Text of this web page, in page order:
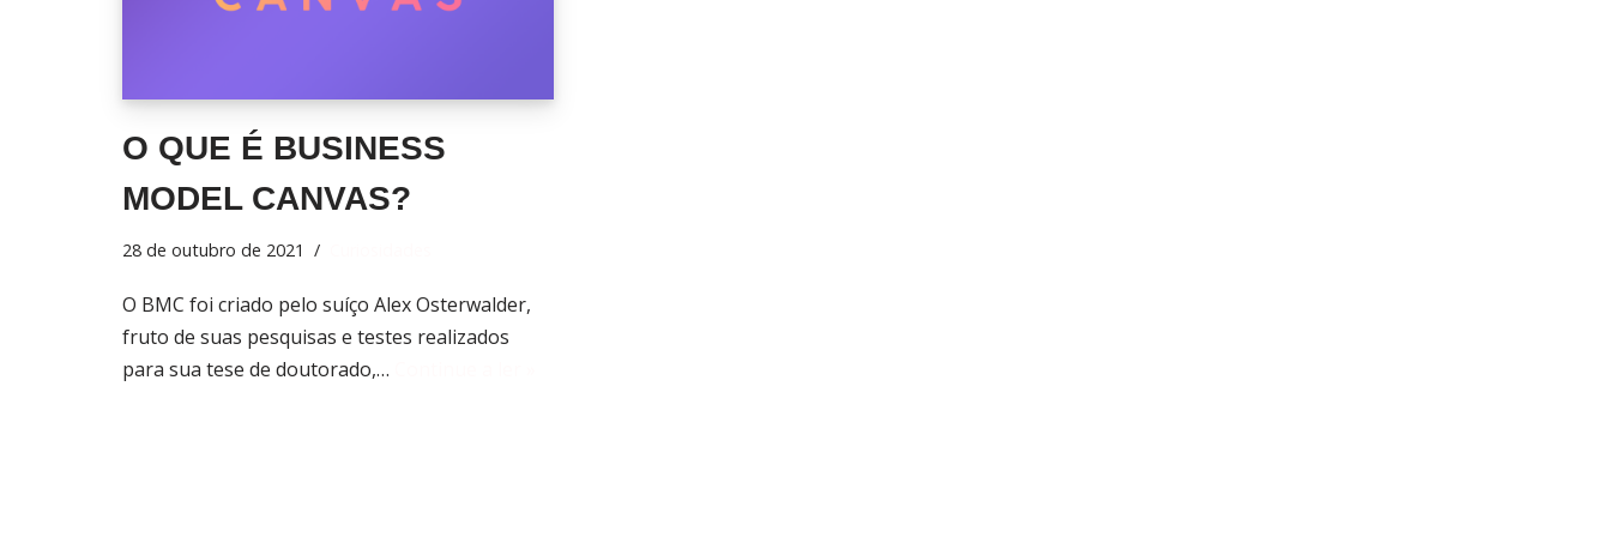
O QUE É BUSINESS
MODEL CANVAS?
28 de outubro de 2021
O BMC foi criado pelo suíço Alex Osterwalder,
fruto de suas pesquisas e testes realizados
para sua tese de doutorado,…